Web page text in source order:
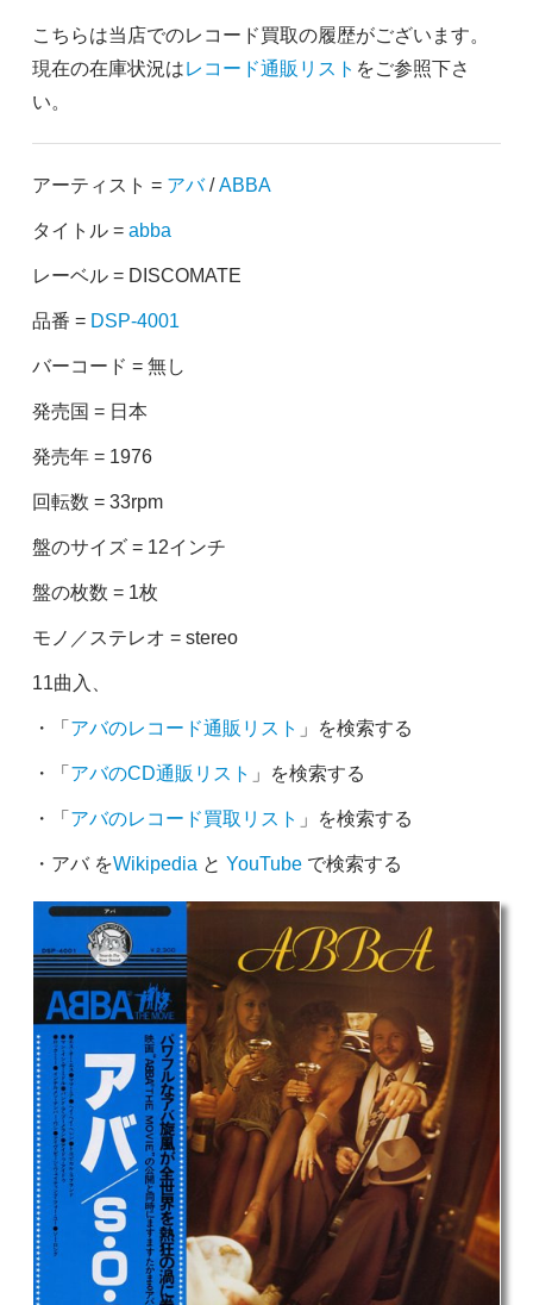
こちらは当店でのレコード買取の履歴がございます。
現在の在庫状況はレコード通販リスト をご参照下さ
い。
アーティスト = アバ/ABBA
タイトル = abba
レーベル = DISCOMATE
品番 = DSP-4001
バーコード = 無し
発売国 = 日本
発売年 = 1976
回転数 = 33rpm
盤のサイズ = 12インチ
盤の枚数 = 1枚
モノ／ステレオ = stereo
11曲入、
・「 アバのレコード通販リスト 」を検索する
・「 アバのCD通販リスト 」を検索する
・「 アバのレコード買取リスト 」を検索する
・アバ をWikipedia と YouTubeで検索する